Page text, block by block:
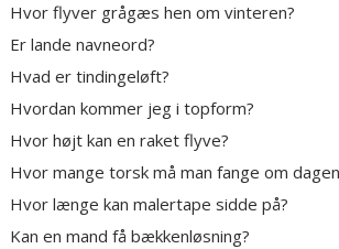
Hvor flyver grågæs hen om vinteren?
Er lande navneord?
Hvad er tindingeløft?
Hvordan kommer jeg i topform?
Hvor højt kan en raket flyve?
Hvor mange torsk må man fange om
Hvor længe kan malertape sidde på?
Kan en mand få bækkenløsning?